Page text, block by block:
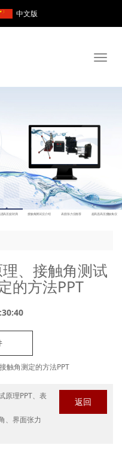
中文版
Toggle
面张力仪
宽度测量法
、接触角测试
的方法PPT
触角测定的方法PPT
原理PPT、表
、界面张力
返回